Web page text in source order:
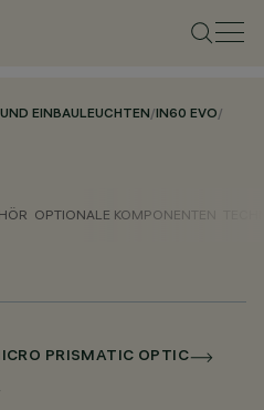
EINBAULEUCHTEN/IN60 EVO/
OPTIONALE KOMPONENTEN
PRISMATIC OPTIC